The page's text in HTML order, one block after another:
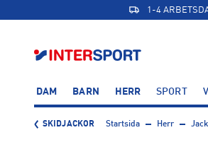
1-4
DAM BARN HERR SPORT
SKIDJACKOR Startsida Herr